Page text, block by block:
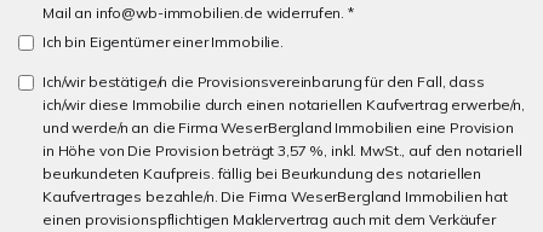
Mail an info@wb-immobilien.de widerrufen. *
Ich bin Eigentümer einer Immobilie.
Ich/wir bestätige/n die Provisionsvereinbarung für den Fall, dass
ich/wir diese Immobilie durch einen notariellen Kaufvertrag erwerbe/n,
und werde/n an die Firma WeserBergland Immobilien eine Provision
in Höhe von Die Provision beträgt 3,57 %, inkl. MwSt., auf den notariell
beurkundeten Kaufpreis. fällig bei Beurkundung des notariellen
Kaufvertrages bezahle/n. Die Firma WeserBergland Immobilien hat
einen provisionspflichtigen Maklervertrag auch mit dem Verkäufer